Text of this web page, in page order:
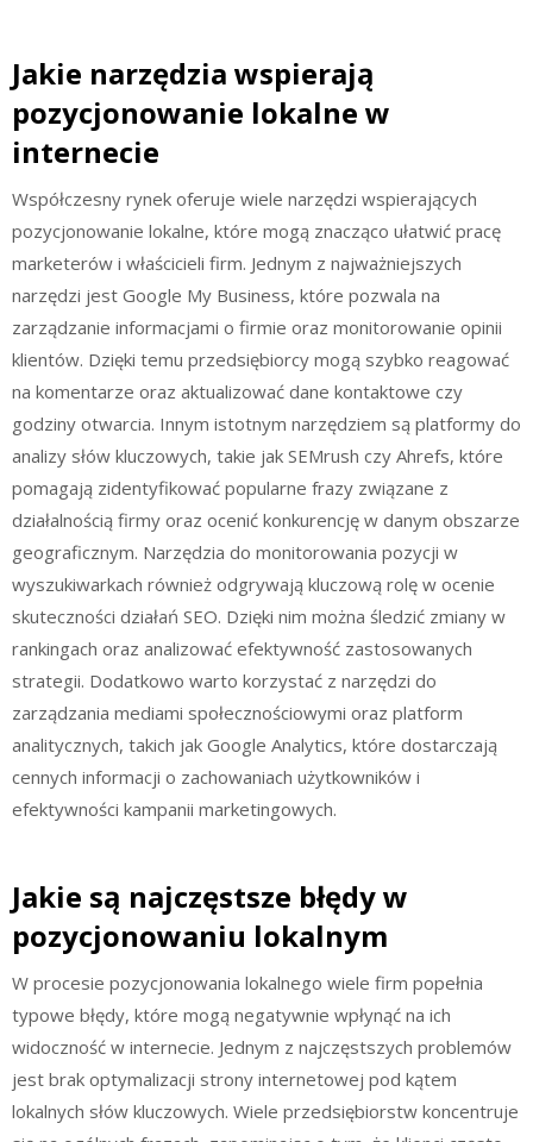
Jakie narzędzia wspierają
pozycjonowanie lokalne w
internecie
Współczesny rynek oferuje wiele narzędzi wspierających
pozycjonowanie lokalne, które mogą znacząco ułatwić pracę
marketerów i właścicieli firm. Jednym z najważniejszych
narzędzi jest Google My Business, które pozwala na
zarządzanie informacjami o firmie oraz monitorowanie opinii
klientów. Dzięki temu przedsiębiorcy mogą szybko reagować
na komentarze oraz aktualizować dane kontaktowe czy
godziny otwarcia. Innym istotnym narzędziem są platformy do
analizy słów kluczowych, takie jak SEMrush czy Ahrefs, które
pomagają zidentyfikować popularne frazy związane z
działalnością firmy oraz ocenić konkurencję w danym obszarze
geograficznym. Narzędzia do monitorowania pozycji w
wyszukiwarkach również odgrywają kluczową rolę w ocenie
skuteczności działań SEO. Dzięki nim można śledzić zmiany w
rankingach oraz analizować efektywność zastosowanych
strategii. Dodatkowo warto korzystać z narzędzi do
zarządzania mediami społecznościowymi oraz platform
analitycznych, takich jak Google Analytics, które dostarczają
cennych informacji o zachowaniach użytkowników i
efektywności kampanii marketingowych.
Jakie są najczęstsze błędy w
pozycjonowaniu lokalnym
W procesie pozycjonowania lokalnego wiele firm popełnia
typowe błędy, które mogą negatywnie wpłynąć na ich
widoczność w internecie. Jednym z najczęstszych problemów
jest brak optymalizacji strony internetowej pod kątem
lokalnych słów kluczowych. Wiele przedsiębiorstw koncentruje